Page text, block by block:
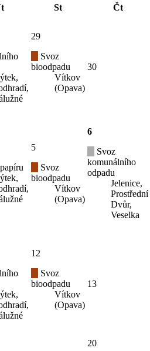
St
Čt
29
Svoz
bioodpadu
Vítkov
(Opava)
30
5
Svoz
bioodpadu
Vítkov
(Opava)
6
Svoz
komunálního
odpadu
Jelenice,
Prostřední
Dvůr,
Veselka
12
Svoz
bioodpadu
Vítkov
(Opava)
13
20